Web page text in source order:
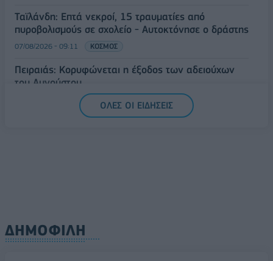
Ταϊλάνδη: Επτά νεκροί, 15 τραυματίες από
πυροβολισμούς σε σχολείο - Αυτοκτόνησε ο δράστης
07/08/2026 - 09:11 ΚΟΣΜΟΣ
Πειραιάς: Κορυφώνεται η έξοδος των αδειούχων
του Αυγούστου
ΟΛΕΣ ΟΙ ΕΙΔΗΣΕΙΣ
ΔΗΜΟΦΙΛΗ